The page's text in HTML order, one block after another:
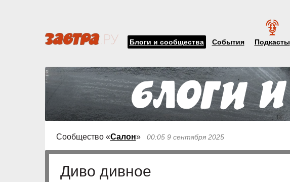
Блоги и сообщества События Подкасты
Сообщество «Салон» 00:05 9 сентября 2025
Диво дивное